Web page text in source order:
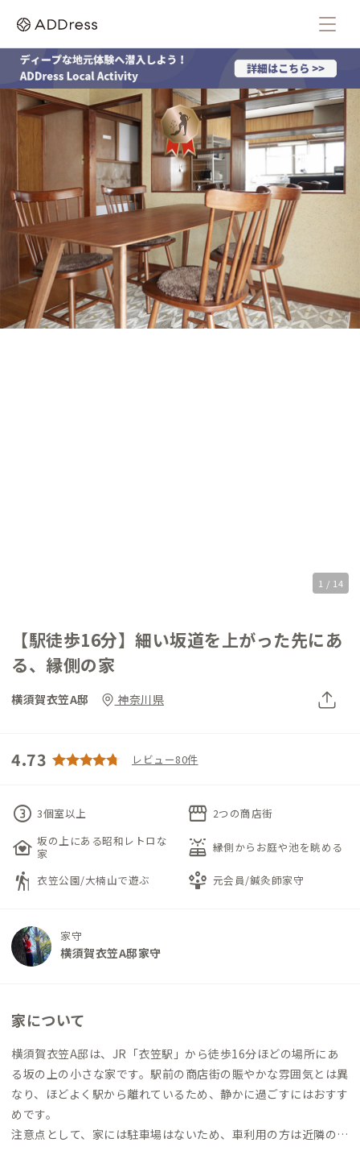
1 / 14
【駅徒歩16分】細い坂道を上がった先にあ
る、縁側の家
横須賀衣笠A邸 神奈川県
4.73 レビュー80件
counter_3 3個室以上 storefront 2つの商店街
family_home 坂の上にある昭和レトロな
家
solar_power 縁側からお庭や池を眺める
hiking 衣笠公園/大楠山で遊ぶ person_play 元会員/鍼灸師家守
家守
横須賀衣笠A邸家守
家について
横須賀衣笠A邸は、JR「衣笠駅」から徒歩16分ほどの場所にあ
る坂の上の小さな家です。駅前の商店街の賑やかな雰囲気とは異
なり、ほどよく駅から離れているため、静かに過ごすにはおすす
めです。
注意点として、家には駐車場はないため、車利用の方は近隣のコ